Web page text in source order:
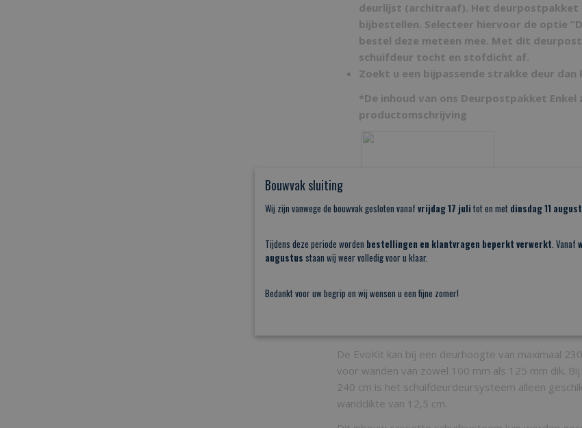
deurlijst (architraaf). Het deurpostpakket
bijbestellen. Selecteer hiervoor de optie
bestel deze meteen mee. Met dit
schuifdeur tocht en stofdicht af.
Zoekt u een bijpassende strakke deur dan
*De inhoud van ons Deurpostpakket Enkel
productomschrijving
De EvoKit kan bij een deurhoogte van maximaal
voor wanden van zowel 100 mm als 125 mm dik.
240 cm is het schuifdeurdeursysteem alleen
wanddikte van 12,5 cm.
Bouwvak sluiting
Wij zijn vanwege de bouwvak gesloten vanaf vrijdag 17 juli tot en met dinsdag 11
Tijdens deze periode worden bestellingen en klantvragen beperkt verwerkt. Vanaf
augustus staan wij weer volledig voor u klaar.
Bedankt voor uw begrip en wij wensen u een fijne zomer!